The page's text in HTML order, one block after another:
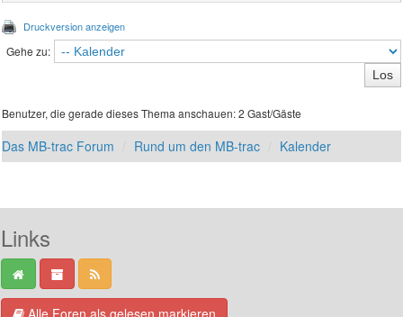
Druckversion anzeigen
Gehe zu:
Benutzer, die gerade dieses Thema anschauen: 2 Gast/Gäste
Das MB-trac Forum Rund um den MB-trac Kalender
Links
Alle Foren als gelesen markieren